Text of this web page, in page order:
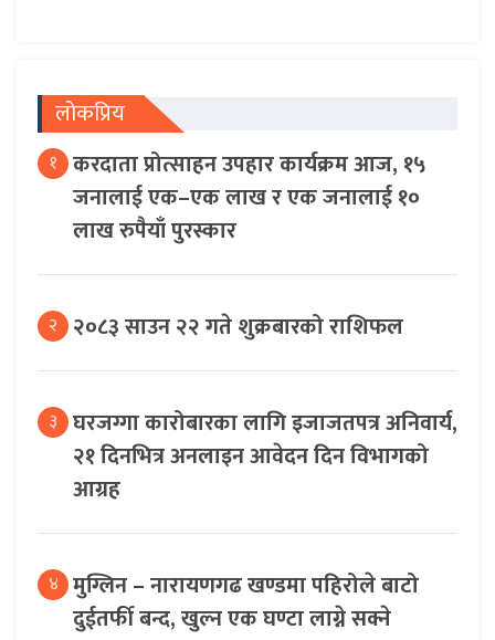
लोकप्रिय
१ करदाता प्रोत्साहन उपहार कार्यक्रम आज, १५
जनालाई एक–एक लाख र एक जनालाई १०
लाख रुपैयाँ पुरस्कार
२ २०८३ साउन २२ गते शुक्रबारको राशिफल
३ घरजग्गा कारोबारका लागि इजाजतपत्र अनिवार्य,
२१ दिनभित्र अनलाइन आवेदन दिन विभागको
आग्रह
४ मुग्लिन – नारायणगढ खण्डमा पहिरोले बाटो
दुईतर्फी बन्द, खुल्न एक घण्टा लाग्ने सक्ने